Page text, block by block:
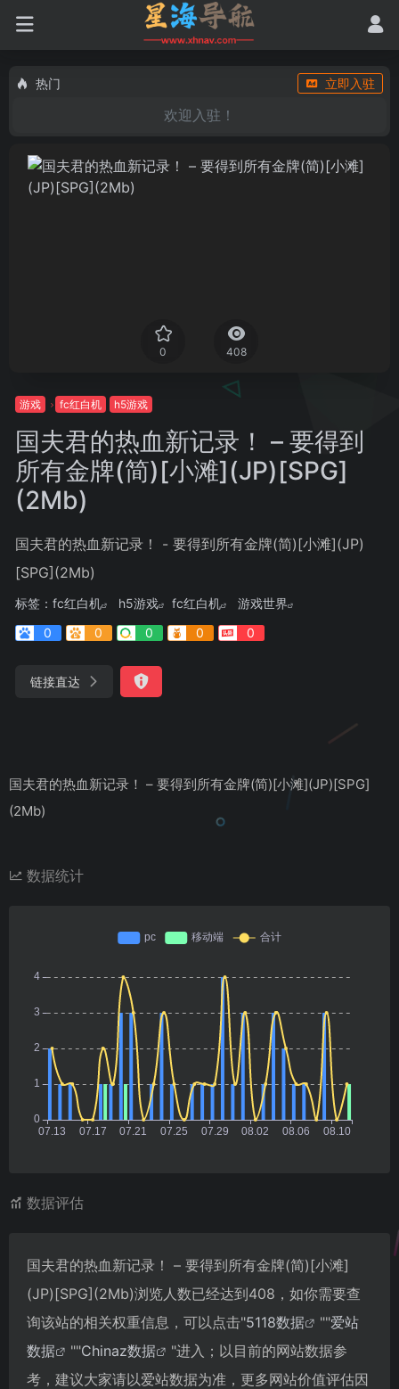
热门 立即入驻
欢迎入驻！
0 408
游戏 fc红白机 h5游戏
国夫君的热血新记录！ – 要得到
所有金牌(简)[小滩](JP)[SPG]
(2Mb)
国夫君的热血新记录！ - 要得到所有金牌(简)[小滩](JP)
[SPG](2Mb)
标签： fc红白机 h5游戏 fc红白机
游戏世界
0
0 0 0 0
链接直达
国夫君的热血新记录！ – 要得到所有金牌(简)[小滩](JP)[SPG]
(2Mb)
数据统计
数据评估
国夫君的热血新记录！ – 要得到所有金牌(简)[小滩]
(JP)[SPG](2Mb)浏览人数已经达到408，如你需要查
询该站的相关权重信息，可以点击"5118数据 ""爱站
数据
""Chinaz数据
"进入；以目前的网站数据参
考，建议大家请以爱站数据为准，更多网站价值评估因